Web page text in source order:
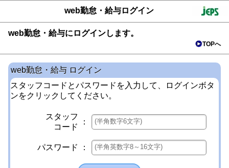
web勤怠・給与ログイン
web勤怠・給与にログインします。
TOPへ
web勤怠・給与 ログイン
スタッフコードとパスワードを入力して、ログインボタ
ンをクリックしてください。
スタッフ
コード
：
パスワード ：